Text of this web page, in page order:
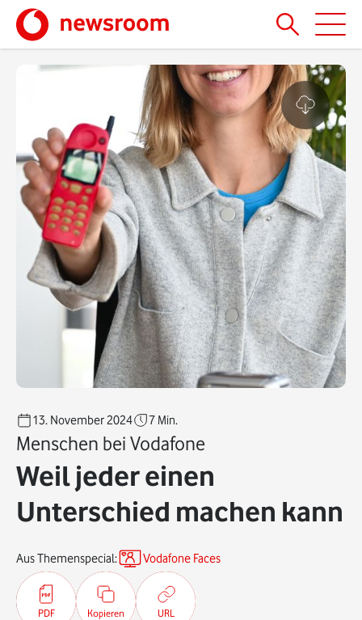
13. November 2024 7 Min.
Menschen bei Vodafone
Weil jeder einen
Unterschied machen kann
Aus Themenspecial: Vodafone Faces
PDF Kopieren URL